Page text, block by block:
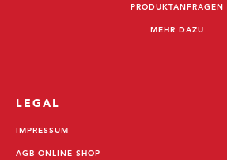
PRODUKTANFRAGEN
MEHR DAZU
LEGAL
IMPRESSUM
AGB ONLINE-SHOP